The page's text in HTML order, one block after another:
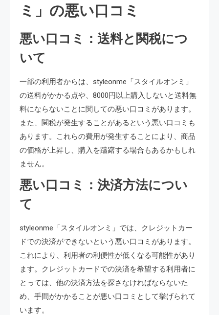
ミ」の悪い口コミ
悪い口コミ：送料と関税につ
いて
一部の利用者からは、styleonme「スタイルオンミ」
の送料がかかる点や、8000円以上購入しないと送料無
料にならないことに関しての悪い口コミがあります。
また、関税が発生することがあるという悪い口コミも
あります。これらの費用が発生することにより、商品
の価格が上昇し、購入を躊躇する場合もあるかもしれ
ません。
悪い口コミ：決済方法につい
て
styleonme「スタイルオンミ」では、クレジットカー
ドでの決済ができないという悪い口コミがあります。
これにより、利用者の利便性が低くなる可能性があり
ます。クレジットカードでの決済を希望する利用者に
とっては、他の決済方法を探さなければならないた
め、手間がかかることが悪い口コミとして挙げられて
います。